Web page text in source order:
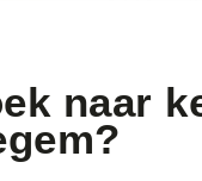
naar